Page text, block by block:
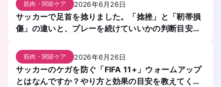
筋肉・関節ケア 2026年6月26日
サッカーで足首を捻りました。「捻挫」と「靭帯損
傷」の違いと、プレーを続けていいかの判断目安を
筋肉・関節ケア 2026年6月26日
サッカーのケガを防ぐ「FIFA 11+」ウォームアップ
とはなんですか？やり方と効果の目安を教えてくだ